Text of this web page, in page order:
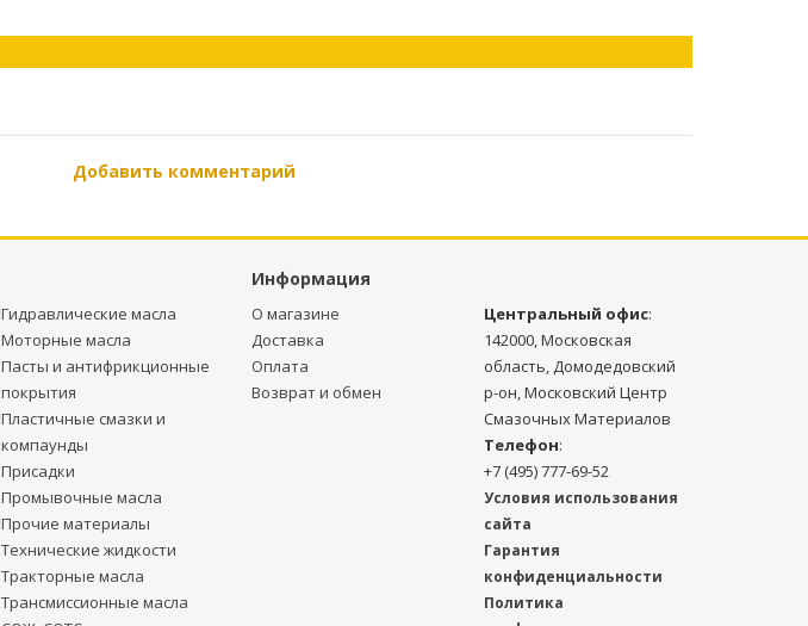
Добавить комментарий
Информация
Гидравлические масла
Моторные масла
Пасты и антифрикционные
покрытия
Пластичные смазки и
компаунды
Присадки
Промывочные масла
Прочие материалы
Технические жидкости
Тракторные масла
Трансмиссионные масла
О магазине
Доставка
Оплата
Возврат и обмен
Центральный офис:
142000, Московская
область, Домодедовский
р-он, Московский Центр
Смазочных Материалов
Телефон:
+7 (495) 777-69-52
Условия использования
сайта
Гарантия
конфиденциальности
Политика